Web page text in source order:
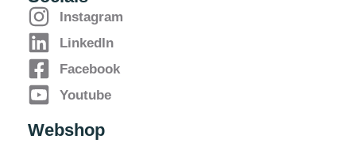
Instagram
LinkedIn
Facebook
Youtube
Webshop